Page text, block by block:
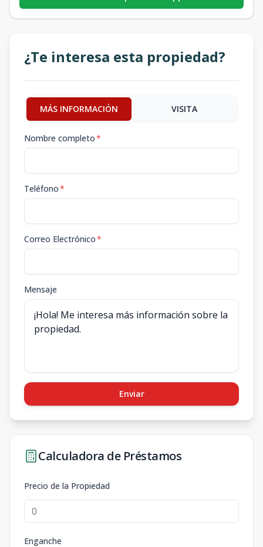
¿Te interesa esta propiedad?
MÁS INFORMACIÓN VISITA
Nombre completo*
Teléfono*
Correo Electrónico*
Mensaje
Enviar
Calculadora de Préstamos
Precio de la Propiedad
Enganche